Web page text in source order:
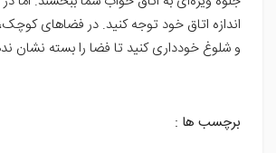
اندازه اتاق خود توجه کنید. در فضاهای
و شلوغ خودداری کنید تا فضا را بسته نشان
برچسب ها :